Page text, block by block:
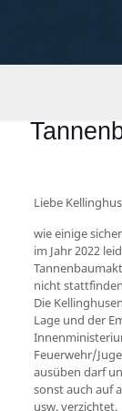
Liebe
wie einige
im Jahr 2022
nicht
Die
Lage und der
Feuerwehr/
ausüben darf
sonst auch auf
usw. verzichtet.